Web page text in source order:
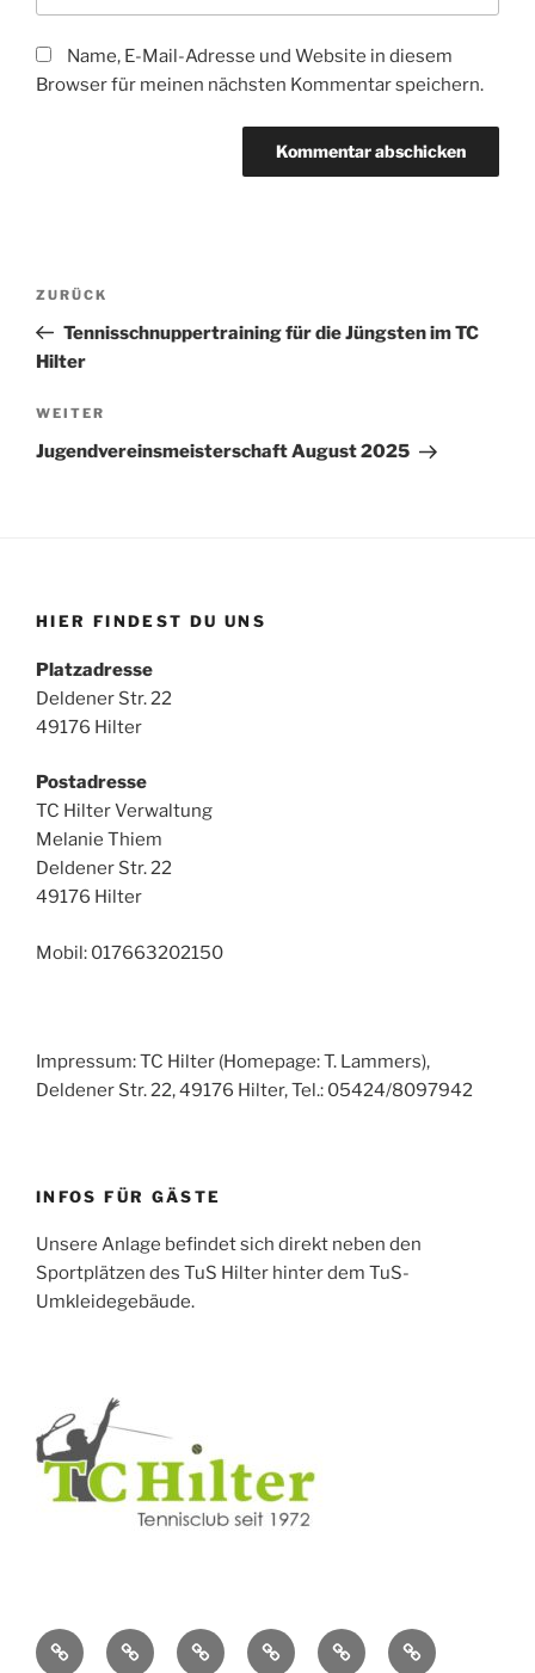
Name, E-Mail-Adresse und Website in diesem
Browser für meinen nächsten Kommentar speichern.
Beitragsnavigation
Vorheriger
Beitrag
ZURÜCK
Tennisschnuppertraining für die Jüngsten im TC
Hilter
Nächster
Beitrag
WEITER
Jugendvereinsmeisterschaft August 2025
HIER FINDEST DU UNS
Platzadresse
Deldener Str. 22
49176 Hilter
Postadresse
TC Hilter Verwaltung
Melanie Thiem
Deldener Str. 22
49176 Hilter
Mobil: 017663202150
Impressum: TC Hilter (Homepage: T. Lammers),
Deldener Str. 22, 49176 Hilter, Tel.: 05424/8097942
INFOS FÜR GÄSTE
Unsere Anlage befindet sich direkt neben den
Sportplätzen des TuS Hilter hinter dem TuS-
Umkleidegebäude.
BerichteÜber
VereinslebenJugendtennisKontakt Mitgliedschaft